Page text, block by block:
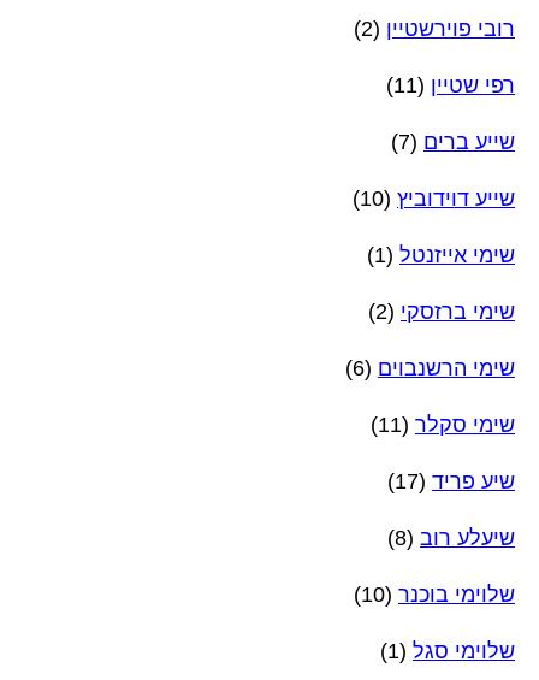
רובי פוירשטיין (2)
רפי שטיין (11)
שייע ברים (7)
שייע דוידוביץ (10)
שימי אייזנטל (1)
שימי ברזסקי (2)
שימי הרשנבוים (6)
שימי סקלר (11)
שיע פריד (17)
שיעלע רוב (8)
שלוימי בוכנר (10)
שלוימי סגל (1)